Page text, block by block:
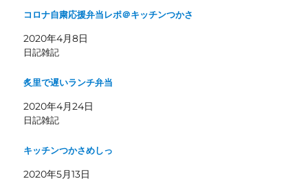
コロナ自粛応援弁当レポ＠キッチンつかさ
2020年4月8日
日記雑記
炙里で遅いランチ弁当
2020年4月24日
日記雑記
キッチンつかさめしっ
2020年5月13日